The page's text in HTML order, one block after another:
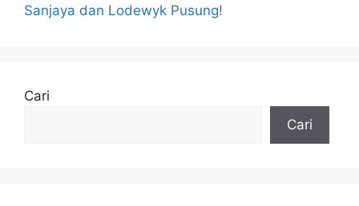
Sanjaya dan Lodewyk Pusung!
Cari
Cari